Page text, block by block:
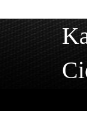
BANKI,